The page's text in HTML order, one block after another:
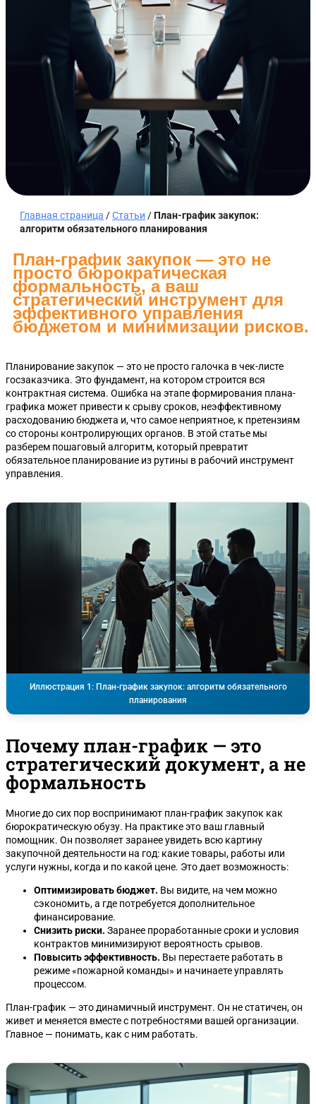
Главная страница /Статьи /План-график закупок:
алгоритм обязательного планирования
План-график закупок — это не
просто бюрократическая
формальность, а ваш
стратегический инструмент для
эффективного управления
бюджетом и минимизации рисков.
Планирование закупок — это не просто галочка в чек-листе
госзаказчика. Это фундамент, на котором строится вся
контрактная система. Ошибка на этапе формирования плана-
графика может привести к срыву сроков, неэффективному
расходованию бюджета и, что самое неприятное, к претензиям
со стороны контролирующих органов. В этой статье мы
разберем пошаговый алгоритм, который превратит
обязательное планирование из рутины в рабочий инструмент
управления.
Иллюстрация 1: План-график закупок: алгоритм обязательного
планирования
Почему план-график — это
стратегический документ, а не
формальность
Многие до сих пор воспринимают план-график закупок как
бюрократическую обузу. На практике это ваш главный
помощник. Он позволяет заранее увидеть всю картину
закупочной деятельности на год: какие товары, работы или
услуги нужны, когда и по какой цене. Это дает возможность:
Оптимизировать бюджет. Вы видите, на чем можно
сэкономить, а где потребуется дополнительное
финансирование.
Снизить риски. Заранее проработанные сроки и условия
контрактов минимизируют вероятность срывов.
Повысить эффективность. Вы перестаете работать в
режиме «пожарной команды» и начинаете управлять
процессом.
План-график — это динамичный инструмент. Он не статичен, он
живет и меняется вместе с потребностями вашей организации.
Главное — понимать, как с ним работать.